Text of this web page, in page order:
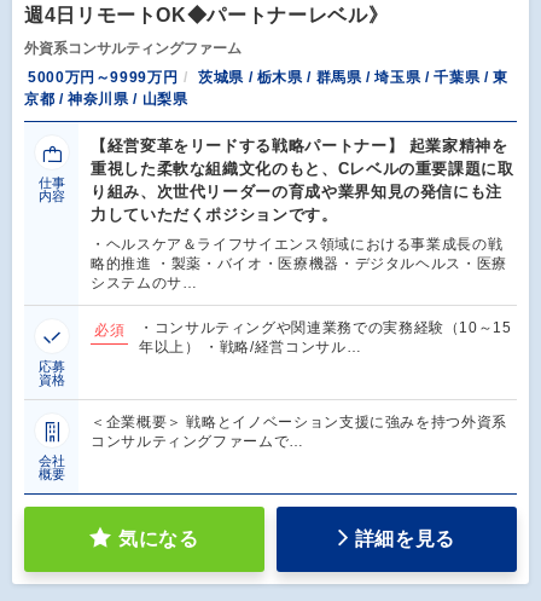
週4日リモートOK◆パートナーレベル》
外資系コンサルティングファーム
5000万円～9999万円
茨城県 / 栃木県 / 群馬県 / 埼玉県 / 千葉県 / 東
京都 / 神奈川県 / 山梨県
仕事
内容
【経営変革をリードする戦略パートナー】 起業家精神を
重視した柔軟な組織文化のもと、Cレベルの重要課題に取
り組み、次世代リーダーの育成や業界知見の発信にも注
力していただくポジションです。
・ヘルスケア＆ライフサイエンス領域における事業成長の戦
略的推進 ・製薬・バイオ・医療機器・デジタルヘルス・医療
システムのサ…
応募
資格
必須
・コンサルティングや関連業務での実務経験（10～15
年以上） ・戦略/経営コンサル…
会社
概要
＜企業概要＞ 戦略とイノベーション支援に強みを持つ外資系
コンサルティングファームで…
気になる 詳細を見る